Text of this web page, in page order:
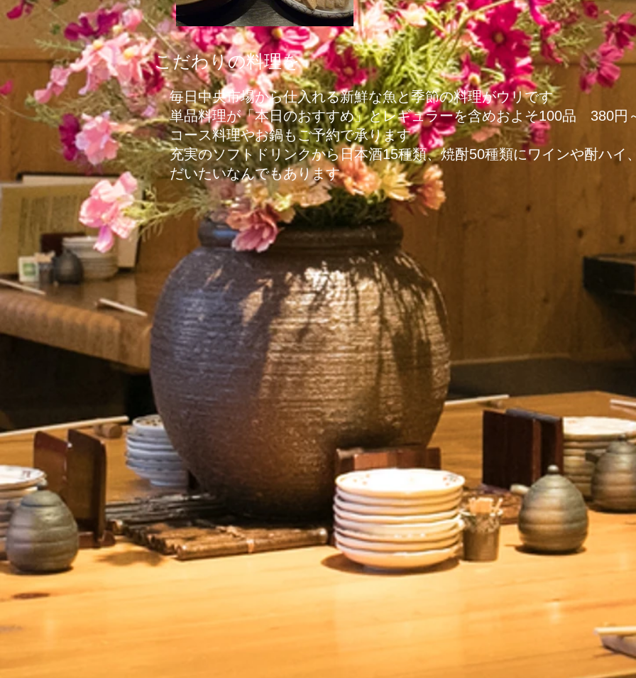
こだわりの料理を
毎日中央市場から仕入れる新鮮な魚と季節の料理がウリです
単品料理が「本日のおすすめ」とレギュラーを含めおよそ100品 380円
コース料理やお鍋もご予約で承ります
充実のソフトドリンクから日本酒15種類、焼酎50種類にワインや酎ハイ
だいたいなんでもあります